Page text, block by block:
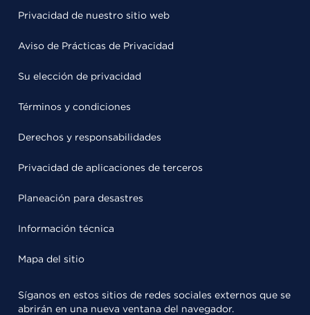
Privacidad de nuestro sitio web
Aviso de Prácticas de Privacidad
Su elección de privacidad
Términos y condiciones
Derechos y responsabilidades
Privacidad de aplicaciones de terceros
Planeación para desastres
Información técnica
Mapa del sitio
Síganos en estos sitios de redes sociales externos que se
abrirán en una nueva ventana del navegador.